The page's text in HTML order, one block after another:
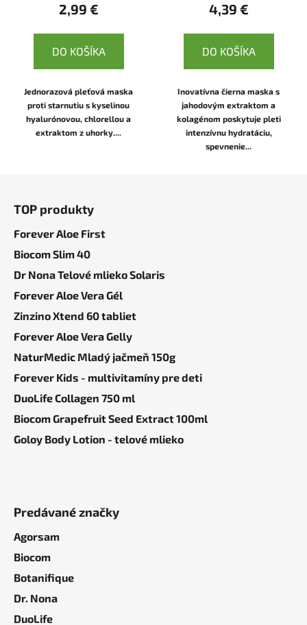
2,99 €
DO KOŠÍKA
Jednorazová pleťová maska
proti starnutiu s kyselinou
hyalurónovou, chlorellou a
extraktom z uhorky....
4,39 €
DO KOŠÍKA
Inovatívna čierna maska s
jahodovým extraktom a
kolagénom poskytuje pleti
intenzívnu hydratáciu,
spevnenie...
TOP produkty
Forever Aloe First
Biocom Slim 40
Dr Nona Telové mlieko Solaris
Forever Aloe Vera Gél
Zinzino Xtend 60 tabliet
Forever Aloe Vera Gelly
NaturMedic Mladý jačmeň 150g
Forever Kids - multivitamíny pre deti
DuoLife Collagen 750 ml
Biocom Grapefruit Seed Extract 100ml
Goloy Body Lotion - telové mlieko
Predávané značky
Agorsam
Biocom
Botanifique
Dr. Nona
DuoLife